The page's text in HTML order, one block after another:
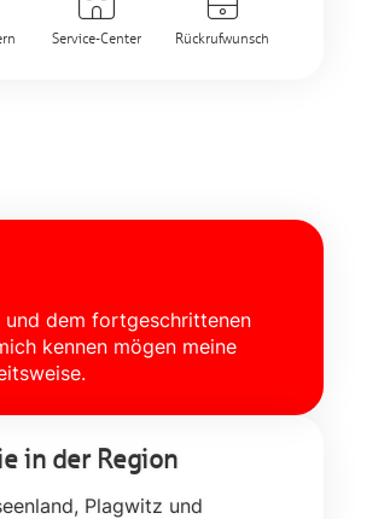
und dem fortgeschrittenen
kennen mögen meine
Service-Center Rückrufwunsch
in der Region
Plagwitz und